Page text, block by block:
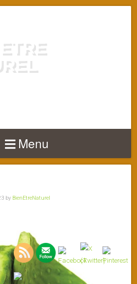
Menu
by BienEtreNaturel